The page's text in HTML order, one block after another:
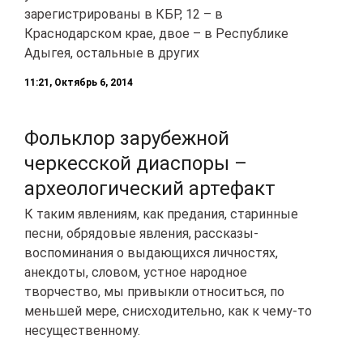
зарегистрированы в КБР, 12 – в
Краснодарском крае, двое – в Республике
Адыгея, остальные в других
11:21, Октябрь 6, 2014
Фольклор зарубежной
черкесской диаспоры –
археологический артефакт
К таким явлениям, как предания, старинные
песни, обрядовые явления, рассказы-
воспоминания о выдающихся личностях,
анекдоты, словом, устное народное
творчество, мы привыкли относиться, по
меньшей мере, снисходительно, как к чему-то
несущественному.